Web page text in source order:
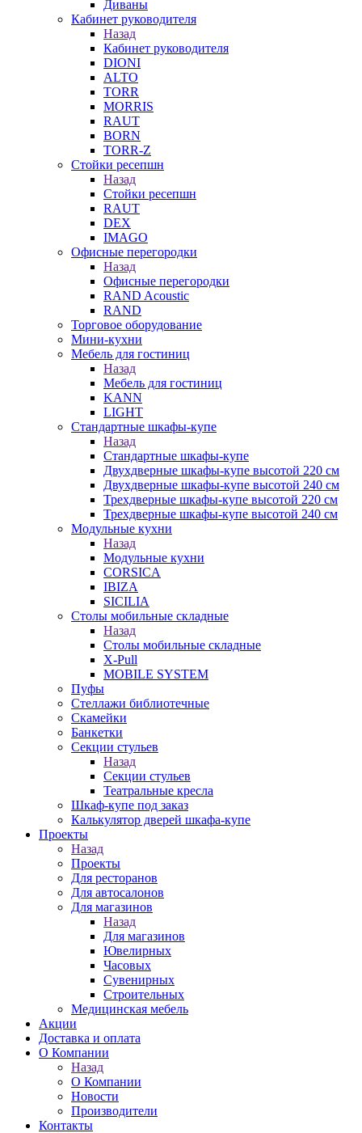
Диваны
Кабинет руководителя
Назад
Кабинет руководителя
DIONI
ALTO
TORR
MORRIS
RAUT
BORN
TORR-Z
Стойки ресепшн
Назад
Стойки ресепшн
RAUT
DEX
IMAGO
Офисные перегородки
Назад
Офисные перегородки
RAND Acoustic
RAND
Торговое оборудование
Мини-кухни
Мебель для гостиниц
Назад
Мебель для гостиниц
KANN
LIGHT
Стандартные шкафы-купе
Назад
Стандартные шкафы-купе
Двухдверные шкафы-купе высотой 220 см
Двухдверные шкафы-купе высотой 240 см
Трехдверные шкафы-купе высотой 220 см
Трехдверные шкафы-купе высотой 240 см
Модульные кухни
Назад
Модульные кухни
CORSICA
IBIZA
SICILIA
Столы мобильные складные
Назад
Столы мобильные складные
X-Pull
MOBILE SYSTEM
Пуфы
Стеллажи библиотечные
Скамейки
Банкетки
Секции стульев
Назад
Секции стульев
Театральные кресла
Шкаф-купе под заказ
Калькулятор дверей шкафа-купе
Проекты
Назад
Проекты
Для ресторанов
Для автосалонов
Для магазинов
Назад
Для магазинов
Ювелирных
Часовых
Сувенирных
Строительных
Медицинская мебель
Акции
Доставка и оплата
О Компании
Назад
О Компании
Новости
Производители
Контакты